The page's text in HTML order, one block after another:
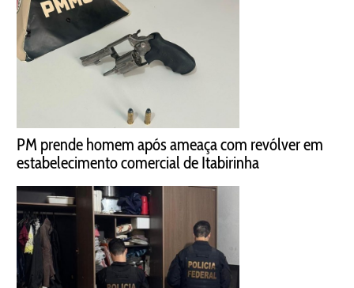
PM prende homem após ameaça com revólver em
estabelecimento comercial de Itabirinha